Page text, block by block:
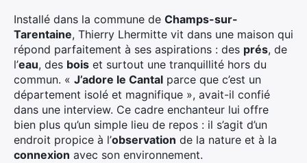
Installé dans la commune de Champs-sur-
Tarentaine, Thierry Lhermitte vit dans une maison qui
répond parfaitement à ses aspirations : des prés, de
l’eau, des bois et surtout une tranquillité hors du
commun. « J’adore le Cantal parce que c’est un
département isolé et magnifique », avait-il confié
dans une interview. Ce cadre enchanteur lui offre
bien plus qu’un simple lieu de repos : il s’agit d’un
endroit propice à l’observation de la nature et à la
connexion avec son environnement.